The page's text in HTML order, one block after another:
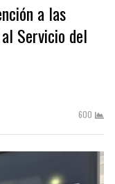
a las
Servicio del
600